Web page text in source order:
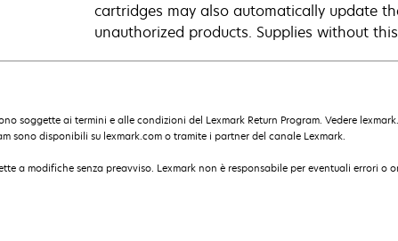
cartridges may also automatically update
unauthorized products. Supplies without
soggette ai termini e alle condizioni del Lexmark Return Program. Vedere
sono disponibili su lexmark.com o tramite i partner del canale Lexmark.
a modifiche senza preavviso. Lexmark non è responsabile per eventuali errori o